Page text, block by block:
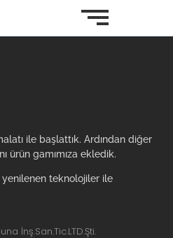
ile başlattık. Ardından diğer
ürün gamımıza ekledik.
yenilenen teknolojiler ile
İnş.San.Tic.LTD.Şti.